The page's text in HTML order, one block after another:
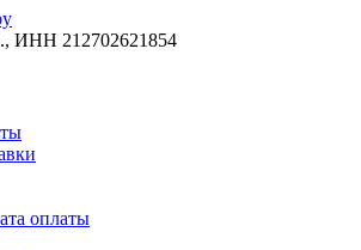
ИНН 212702621854
оплаты